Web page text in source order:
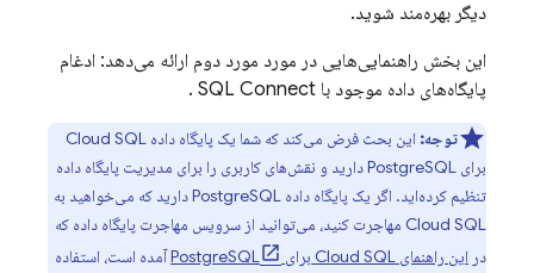
دیگر بهره‌مند شوید.
این بخش راهنمایی‌هایی در مورد مورد دوم ارائه می‌دهد: ادغام
پایگاه‌های داده موجود با SQL Connect
.
توجه: این بحث فرض می‌کند که شما یک پایگاه دادهCloud SQL
برای PostgreSQL دارید و نقش‌های کاربری را برای مدیریت پایگاه داده
تنظیم کرده‌اید. اگر یک پایگاه داده PostgreSQL دارید که می‌خواهید به
Cloud SQL مهاجرت کنید، می‌توانید از سرویس مهاجرت پایگاه داده که
در این راهنمای Cloud SQL برای PostgreSQL
آمده است، استفاده